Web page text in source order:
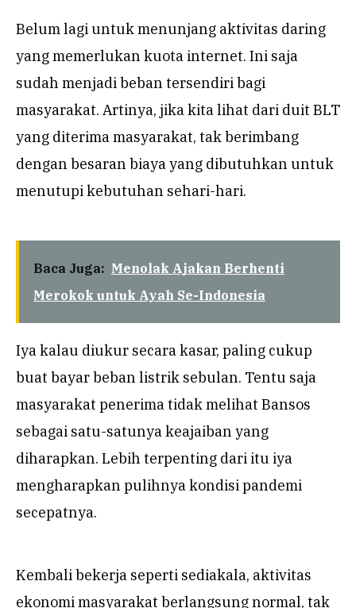
Belum lagi untuk menunjang aktivitas daring
yang memerlukan kuota internet. Ini saja
sudah menjadi beban tersendiri bagi
masyarakat. Artinya, jika kita lihat dari duit BLT
yang diterima masyarakat, tak berimbang
dengan besaran biaya yang dibutuhkan untuk
menutupi kebutuhan sehari-hari.
Baca Juga: Menolak Ajakan Berhenti
Merokok untuk Ayah Se-Indonesia
Iya kalau diukur secara kasar, paling cukup
buat bayar beban listrik sebulan. Tentu saja
masyarakat penerima tidak melihat Bansos
sebagai satu-satunya keajaiban yang
diharapkan. Lebih terpenting dari itu iya
mengharapkan pulihnya kondisi pandemi
secepatnya.
Kembali bekerja seperti sediakala, aktivitas
ekonomi masyarakat berlangsung normal, tak